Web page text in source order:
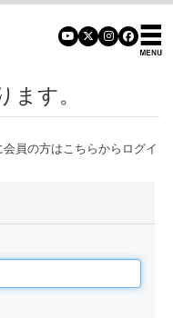
ます。
員の方はこちらからログイ